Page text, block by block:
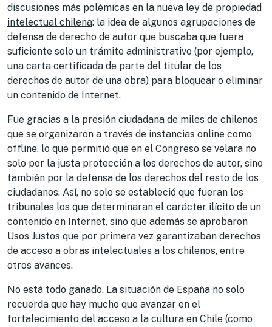
discusiones más polémicas en la nueva ley de propiedad
intelectual chilena: la idea de algunos agrupaciones de
defensa de derecho de autor que buscaba que fuera
suficiente solo un trámite administrativo (por ejemplo,
una carta certificada de parte del titular de los
derechos de autor de una obra) para bloquear o eliminar
un contenido de Internet.
Fue gracias a la presión ciudadana de miles de chilenos
que se organizaron a través de instancias online como
offline, lo que permitió que en el Congreso se velara no
solo por la justa protección a los derechos de autor, sino
también por la defensa de los derechos del resto de los
ciudadanos. Así, no solo se estableció que fueran los
tribunales los que determinaran el carácter ilícito de un
contenido en Internet, sino que además se aprobaron
Usos Justos que por primera vez garantizaban derechos
de acceso a obras intelectuales a los chilenos, entre
otros avances.
No está todo ganado. La situación de España no solo
recuerda que hay mucho que avanzar en el
fortalecimiento del acceso a la cultura en Chile (como